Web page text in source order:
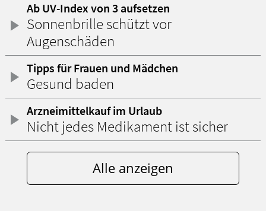
Ab UV-Index von 3 aufsetzen
Sonnenbrille schützt vor
Augenschäden
Tipps für Frauen und Mädchen
Gesund baden
Arzneimittelkauf im Urlaub
Nicht jedes Medikament ist sicher
Alle anzeigen